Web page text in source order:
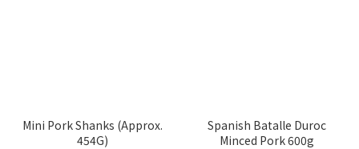
Mini Pork Shanks (Approx.
454G)
Spanish Batalle Duroc
Minced Pork 600g